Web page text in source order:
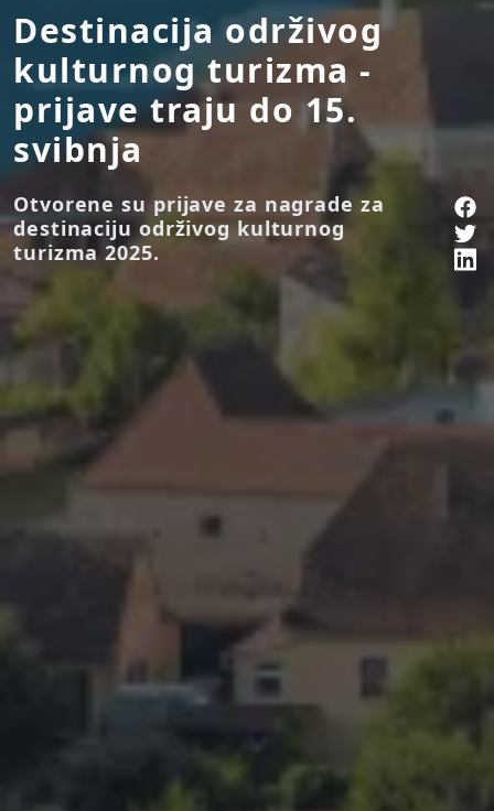
Destinacija održivog
kulturnog turizma -
prijave traju do 15.
svibnja
Otvorene su prijave za nagrade za
destinaciju održivog kulturnog
turizma 2025.